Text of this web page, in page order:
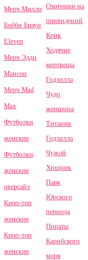
Мерч Милли
Бобби Браун
Eleven
Мерч Эдди
Мансон
Мерч Mad
Max
Футболки
женские
Футболки
женские
оверсайз
Кроп-топ
женские
Кроп-топ
женские
Охотники на
привидений
Крик
Ходячие
мертвецы
Годзилла
Чудо
женщина
Титаник
Годзилла
Чужой
Хищник
Парк
Юрского
периода
Пираты
Карибского
моря